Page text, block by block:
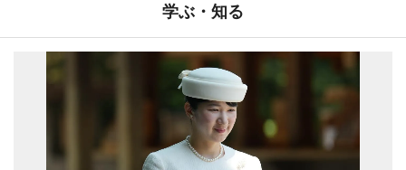
学ぶ・知る